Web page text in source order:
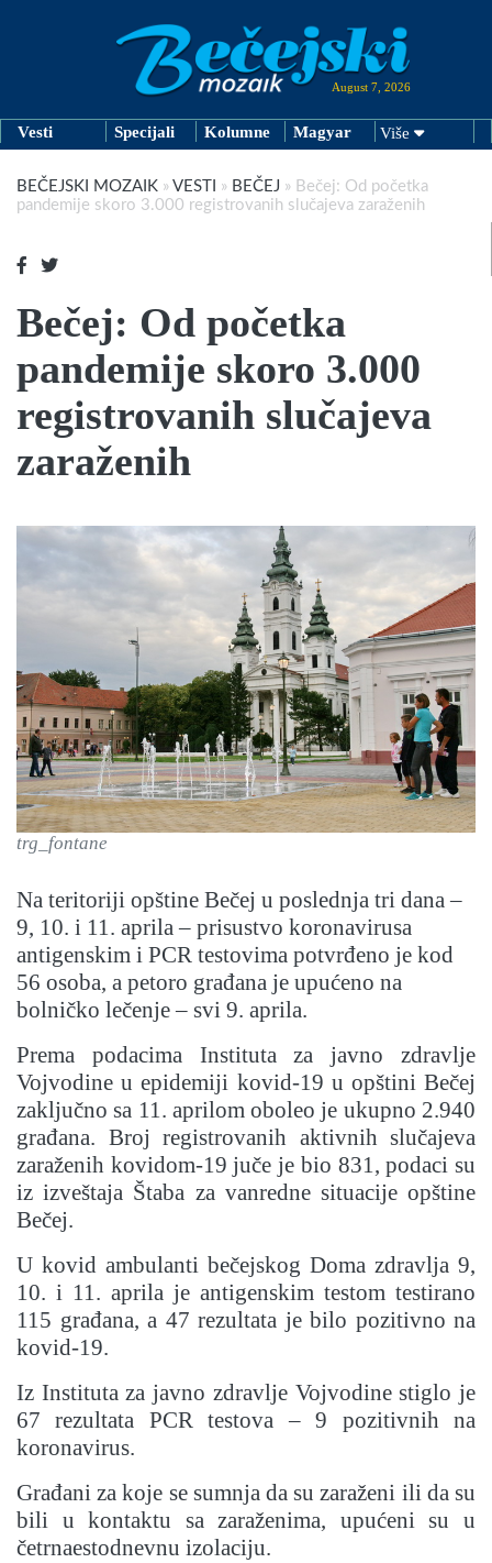
August 7, 2026
Vesti Specijali Kolumne Magyar Više
BEČEJSKI MOZAIK » VESTI » BEČEJ » Bečej: Od početka
pandemije skoro 3.000 registrovanih slučajeva zaraženih
Bečej: Od početka
pandemije skoro 3.000
registrovanih slučajeva
zaraženih
trg_fontane
Na teritoriji opštine Bečej u poslednja tri dana –
9, 10. i 11. aprila – prisustvo koronavirusa
antigenskim i PCR testovima potvrđeno je kod
56 osoba, a petoro građana je upućeno na
bolničko lečenje – svi 9. aprila.
Prema podacima Instituta za javno zdravlje
Vojvodine u epidemiji kovid-19 u opštini Bečej
zaključno sa 11. aprilom oboleo je ukupno 2.940
građana. Broj registrovanih aktivnih slučajeva
zaraženih kovidom-19 juče je bio 831, podaci su
iz izveštaja Štaba za vanredne situacije opštine
Bečej.
U kovid ambulanti bečejskog Doma zdravlja 9,
10. i 11. aprila je antigenskim testom testirano
115 građana, a 47 rezultata je bilo pozitivno na
kovid-19.
Iz Instituta za javno zdravlje Vojvodine stiglo je
67 rezultata PCR testova – 9 pozitivnih na
koronavirus.
Građani za koje se sumnja da su zaraženi ili da su
bili u kontaktu sa zaraženima, upućeni su u
četrnaestodnevnu izolaciju.